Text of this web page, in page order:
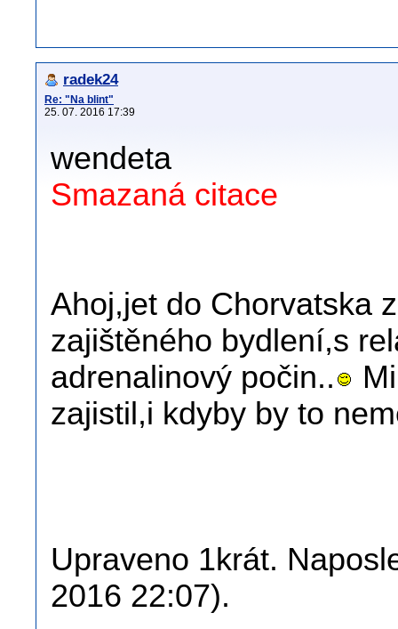
radek24
Re: "Na blint"
25. 07. 2016 17:39
wendeta
Smazaná citace
Ahoj,jet do Chorvatska
zajištěného bydlení,s
adrenalinový počin..
zajistil,i kdyby by to
Upraveno 1krát.
2016 22:07).